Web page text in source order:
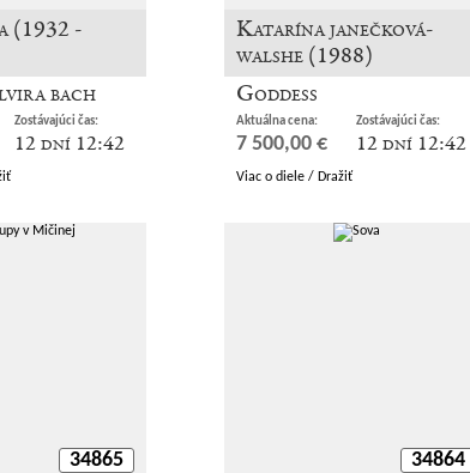
-
bach
Zostávajúci čas:
12 dní 12:42
Katarína janečková-
walshe (1988)
Goddess
Aktuálna cena:
7 500,00 €
Zostávajúci čas:
12 dní 12:42
Viac o diele / Dražiť
34865 34864